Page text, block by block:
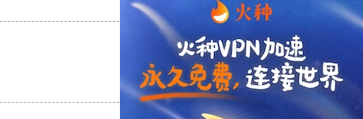
支持
支持[0] 反对[0]